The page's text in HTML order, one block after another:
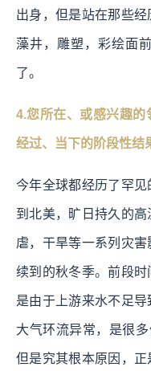
出身，但是站在那些经
藻井，雕塑，彩绘面
了。
4.您所在、或感兴趣的
经过、当下的阶段性结
今年全球都经历了罕
到北美，旷日持久的
虐，干旱等一系列灾
续到的秋冬季。前段
是由于上游来水不足
大气环流异常，是很多
但是究其根本原因，